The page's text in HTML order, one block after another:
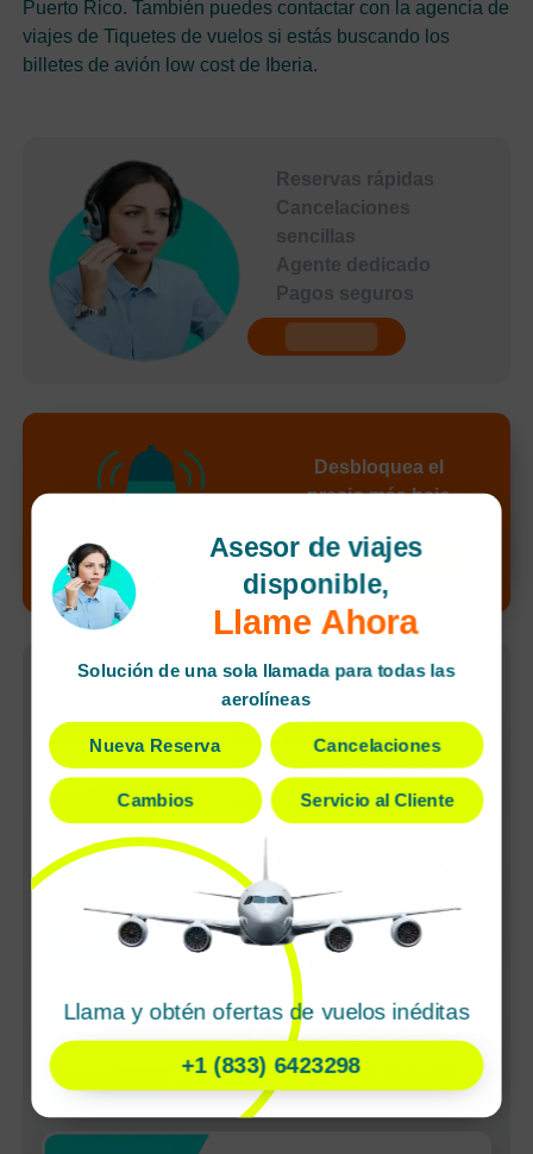
Puerto Rico. También puedes contactar con la agencia de
viajes de Tiquetes de vuelos si estás buscando los
billetes de avión low cost de Iberia.
Reservas rápidas
Cancelaciones
sencillas
Agente dedicado
Pagos seguros
¡Alerta de nuevo
precio!
Desbloquea el
precio más bajo
¡Llamar ahora!
Artículos Recientes
Encontrar vuelos
baratos de Avianca
Airlines a Bogota
LifeMiles de Avianca:
Cómo Acumular,
Canjear y Aprovechar
Tus Millas al Máximo
¿Cómo puedo hacer el
check-in con Avianca?
Asesor de viajes
disponible,
Llame Ahora
Solución de una sola llamada para todas las
aerolíneas
Nueva Reserva Cancelaciones
Cambios Servicio al Cliente
Llama y obtén ofertas de vuelos inéditas
+1 (833) 6423298